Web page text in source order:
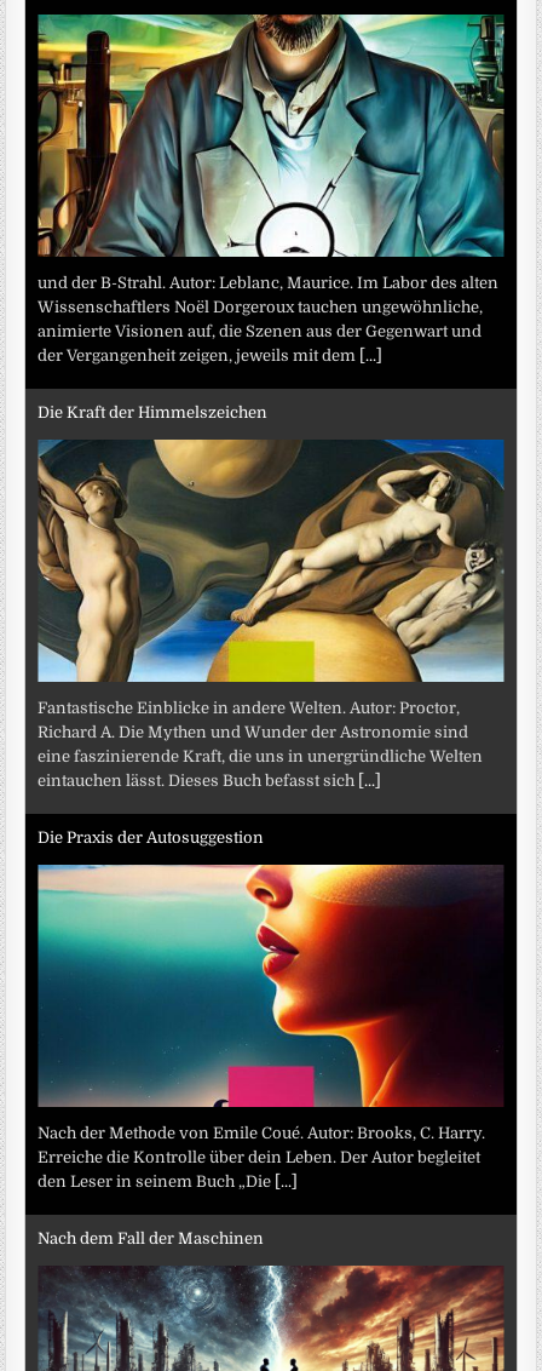
und der B-Strahl. Autor: Leblanc, Maurice. Im Labor des alten
Wissenschaftlers Noël Dorgeroux tauchen ungewöhnliche,
animierte Visionen auf, die Szenen aus der Gegenwart und
der Vergangenheit zeigen, jeweils mit dem [...]
Die Kraft der Himmelszeichen
Fantastische Einblicke in andere Welten. Autor: Proctor,
Richard A. Die Mythen und Wunder der Astronomie sind
eine faszinierende Kraft, die uns in unergründliche Welten
eintauchen lässt. Dieses Buch befasst sich [...]
Die Praxis der Autosuggestion
Nach der Methode von Emile Coué. Autor: Brooks, C. Harry.
Erreiche die Kontrolle über dein Leben. Der Autor begleitet
den Leser in seinem Buch „Die [...]
Nach dem Fall der Maschinen